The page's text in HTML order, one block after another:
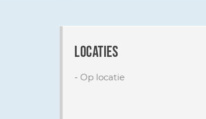
locaties
- Op locatie